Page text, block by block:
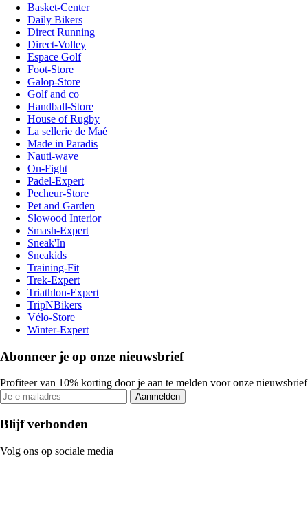
Basket-Center
Daily Bikers
Direct Running
Direct-Volley
Espace Golf
Foot-Store
Galop-Store
Golf and co
Handball-Store
House of Rugby
La sellerie de Maé
Made in Paradis
Nauti-wave
On-Fight
Padel-Expert
Pecheur-Store
Pet and Garden
Slowood Interior
Smash-Expert
Sneak'In
Sneakids
Training-Fit
Trek-Expert
Triathlon-Expert
TripNBikers
Vélo-Store
Winter-Expert
Abonneer je op onze nieuwsbrief
Profiteer van 10% korting door je aan te melden voor onze nieuwsbrief
Aanmelden
Blijf verbonden
Volg ons op sociale media